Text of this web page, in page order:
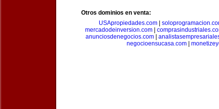
Otros dominios en venta:
USApropiedades.com
mercadodeinversion.com
anunciosdenegocios.com|
negocioensucasa.com|